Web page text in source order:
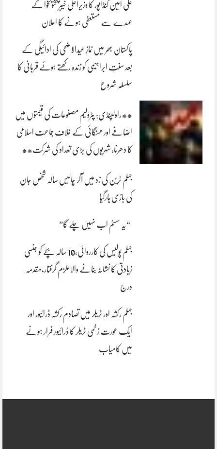
علی امین گنڈاپور کا وزیراعلیٰ خیبرپختونخوا کے
عہدے سے مستعفی ہونے کا اعلان
پاکستان بھر میں نمازِ عیدالاضحی کی ادائیگی کے
بعد سنتِ ابراہیمی کو زندہ رکھتے ہوئے قربانی کا
سلسلہ شروع
**راولپنڈی: پٹرولیم مصنوعات کی قیمتوں میں
اضافے اور مہنگائی کے خلاف جماعت اسلامی
کا دھرنا، شہریوں کی بڑی تعداد کی شرکت**
جہلم ٹرین کی زد میں آکر چالیس سالہ شخص جان
کی بازی ہارگیا
“یہ سسٹم اب نہیں چلے گا”
جہلم پولیس کی کارروائی،10 سالہ بچے کو جنسی
زیادتی کا نشانہ بنانے والا ملزم گرفتار،مقدمہ
درج
جہلم رکشہ اور ٹریلر میں تصادم رکشہ ڈرائیور اور
ایک عورت زخمی ٹریلر کا ڈرائیور فرار ہونے
میں کامیاب